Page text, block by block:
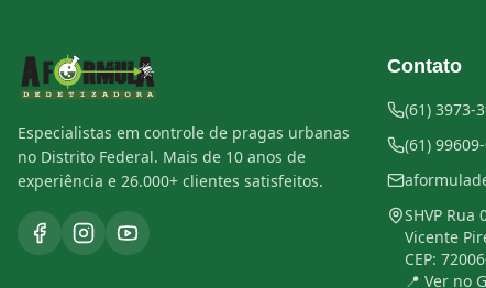
Especialistas em controle de pragas urbanas
no Distrito Federal. Mais de 10 anos de
experiência e 26.000+ clientes satisfeitos.
Contato
(61) 3973-
(61)
SHVP Rua
Vicente
CEP:
📍 Ver no